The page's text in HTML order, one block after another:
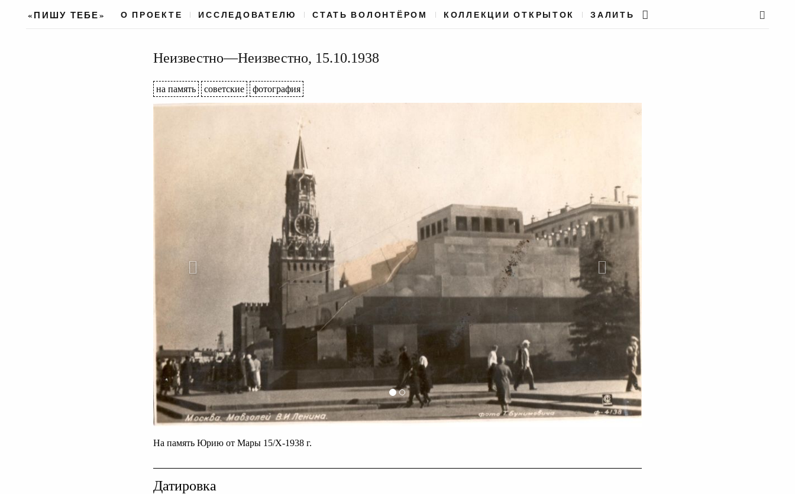
«ПИШУ ТЕБЕ» О ПРОЕКТЕ ИССЛЕДОВАТЕЛЮ СТАТЬ ВОЛОНТЁРОМ КОЛЛЕКЦИИ ОТКРЫТОК ЗАЛИТЬ
Неизвестно—Неизвестно, 15.10.1938
на память советские фотография
На память Юрию от Мары 15/X-1938 г.
Датировка